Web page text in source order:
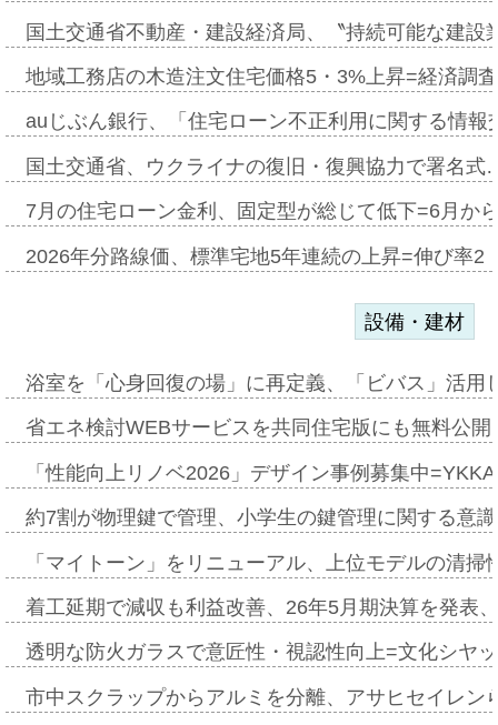
国土交通省不動産・建設経済局、〝持続可能な建
地域工務店の木造注文住宅価格5・3%上昇=経済調
auじぶん銀行、「住宅ローン不正利用に関する情
国土交通省、ウクライナの復旧・復興協力で署名
7月の住宅ローン金利、固定型が総じて低下=6月か
2026年分路線価、標準宅地5年連続の上昇=伸び率
設備・建材
浴室を「心身回復の場」に再定義、「ビバス」活
省エネ検討WEBサービスを共同住宅版にも無料公
「性能向上リノベ2026」デザイン事例募集中
約7割が物理鍵で管理、小学生の鍵管理に関する意
「マイトーン」をリニューアル、上位モデルの清
着工延期で減収も利益改善、26年5月期決算を発表
透明な防火ガラスで意匠性・視認性向上=文化シヤ
市中スクラップからアルミを分離、アサヒセイレ